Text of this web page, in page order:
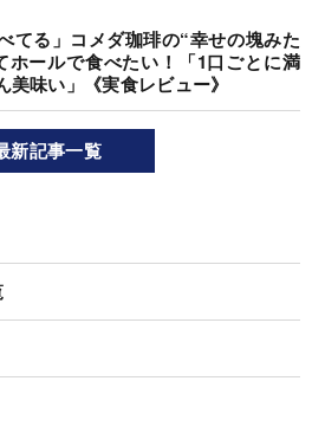
てる」コメダ珈琲の“幸せの塊みた
ホールで食べたい！「1口ごとに満
味い」《実食レビュー》
新記事一覧